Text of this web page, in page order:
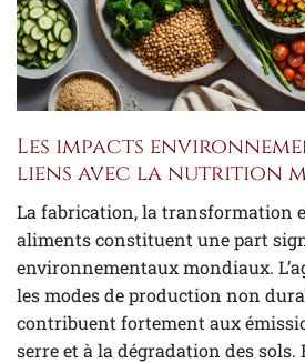
Les impacts
liens avec la nutrition
La fabrication, la transformation
aliments constituent une part
environnementaux mondiaux.
les modes de production non
contribuent fortement aux
serre et à la dégradation des